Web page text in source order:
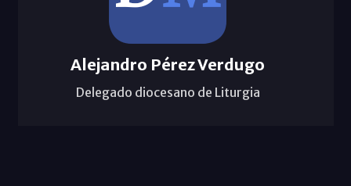
Alejandro Pérez Verdugo
Delegado diocesano de Liturgia